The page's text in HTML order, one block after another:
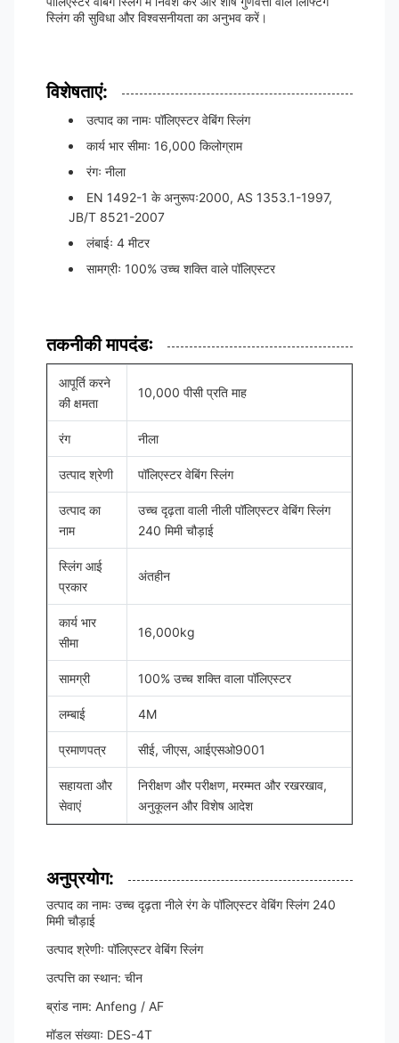
स्लिंग की सुविधा और विश्वसनीयता का अनुभव करें।
विशेषताएं:
उत्पाद का नामः पॉलिएस्टर वेबिंग स्लिंग
कार्य भार सीमाः 16,000 किलोग्राम
रंगः नीला
EN 1492-1 के अनुरूपः2000, AS 1353.1-1997,
JB/T 8521-2007
लंबाईः 4 मीटर
सामग्रीः 100% उच्च शक्ति वाले पॉलिएस्टर
तकनीकी मापदंडः
आपूर्ति करने
की क्षमता
10,000 पीसी प्रति माह
रंग नीला
उत्पाद श्रेणी पॉलिएस्टर वेबिंग स्लिंग
उत्पाद का
नाम
उच्च दृढ़ता वाली नीली पॉलिएस्टर वेबिंग स्लिंग
240 मिमी चौड़ाई
स्लिंग आई
प्रकार
अंतहीन
कार्य भार
सीमा
16,000kg
सामग्री 100% उच्च शक्ति वाला पॉलिएस्टर
लम्बाई 4M
प्रमाणपत्र सीई, जीएस, आईएसओ9001
सहायता और
सेवाएं
निरीक्षण और परीक्षण, मरम्मत और रखरखाव,
अनुकूलन और विशेष आदेश
अनुप्रयोग:
उत्पाद का नामः उच्च दृढ़ता नीले रंग के पॉलिएस्टर वेबिंग स्लिंग 240
मिमी चौड़ाई
उत्पाद श्रेणीः पॉलिएस्टर वेबिंग स्लिंग
उत्पत्ति का स्थान: चीन
ब्रांड नाम: Anfeng / AF
मॉडल संख्याः DES-4T